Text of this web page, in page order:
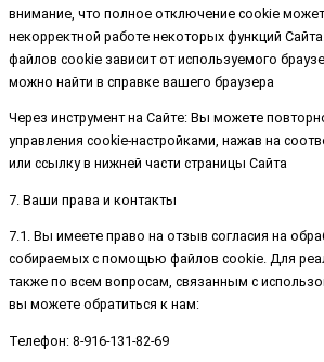
внимание, что полное отключение cookie может
некорректной работе некоторых функций
файлов cookie зависит от используемого
можно найти в справке вашего браузера
Через инструмент на Сайте: Вы можете
управления cookie-настройками, нажав на
или ссылку в нижней части страницы Сайта
7. Ваши права и контакты
7.1. Вы имеете право на отзыв согласия на
собираемых с помощью файлов cookie. Для
также по всем вопросам, связанным с
вы можете обратиться к нам:
Телефон: 8-916-131-82-69